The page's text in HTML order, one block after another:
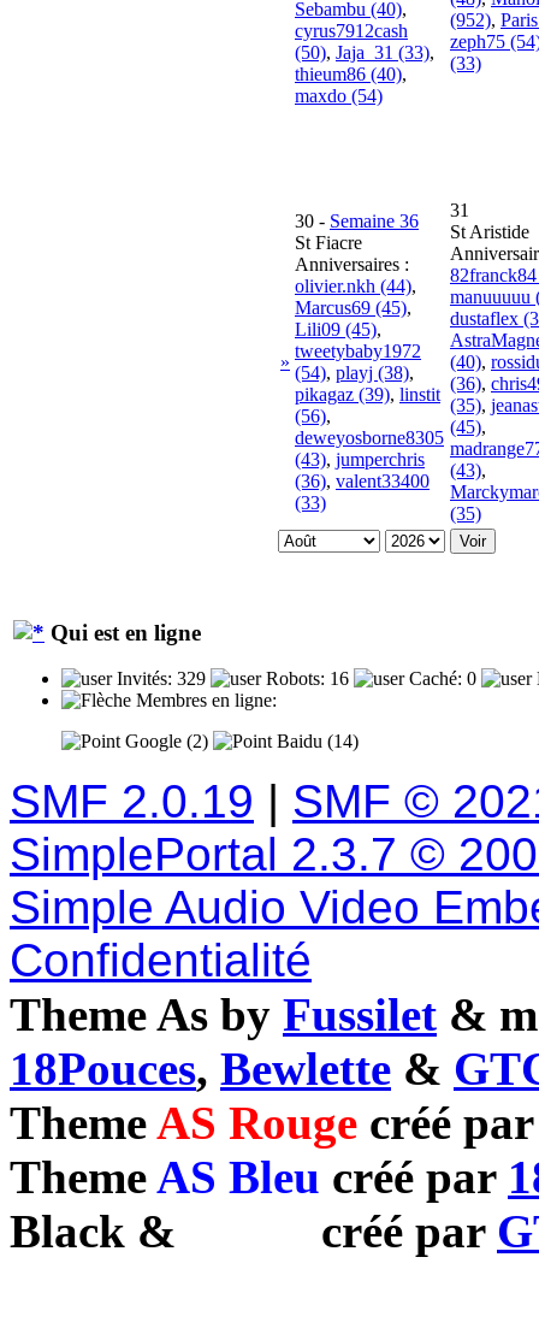
Sebambu (40),
cyrus7912cash
(50), Jaja_31 (33),
thieum86 (40),
maxdo (54)
(952),
zeph75
(33)
»
30 - Semaine 36
St Fiacre
Anniversaires :
olivier.nkh (44),
Marcus69 (45),
Lili09 (45),
tweetybaby1972
(54), playj (38),
pikagaz (39), linstit
(56),
deweyosborne8305
(43), jumperchris
(36), valent33400
(33)
31
St Aristide
manuuuuu
dustaflex
(40),
(36),
(35),
(45),
(43),
(35)
Qui est en ligne
Invités: 329 Robots: 16 Caché: 0
Membres en ligne:
Google (2)
Baidu (14)
SMF 2.0.19 | SMF ©
SimplePortal 2.3.7 ©
Simple Audio Video
Confidentialité
Theme As by Fussilet &
18Pouces, Bewlette &
ThemeAS Rouge créé
ThemeAS Bleu créé par
Black & créé par